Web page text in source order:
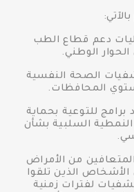
دعم قطاع الطب
الوطني.
الصحة النفسية
المحافظات.
برامج للتوعية بحماية
السلبية بشأن
من الأمراض
الذين تلقوا
لفترات زمنية